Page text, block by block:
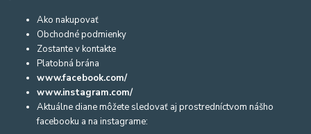
Ako nakupovať
Obchodné podmienky
Zostante v kontakte
Platobná brána
www.facebook.com/
www.instagram.com/
Aktuálne diane môžete sledovať aj prostredníctvom nášho
facebooku a na instagrame: